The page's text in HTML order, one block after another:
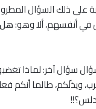
على ذلك السؤال
في أنفسهم، ألا وهو:
سؤال آخر: لماذا
ويذلّكم، طالما أنكم